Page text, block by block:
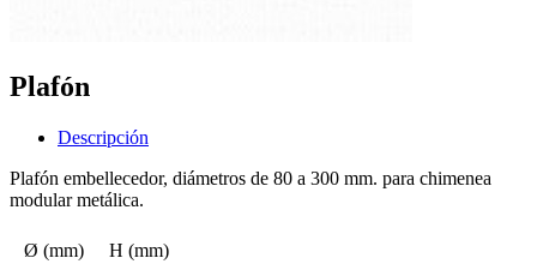
Plafón
Descripción
Plafón embellecedor, diámetros de 80 a 300 mm. para chimenea
modular metálica.
Ø (mm)
H (mm)